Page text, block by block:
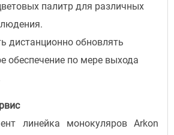
палитр для различных
дистанционно обновлять
обеспечение по мере выхода
линейка монокуляров Arkon